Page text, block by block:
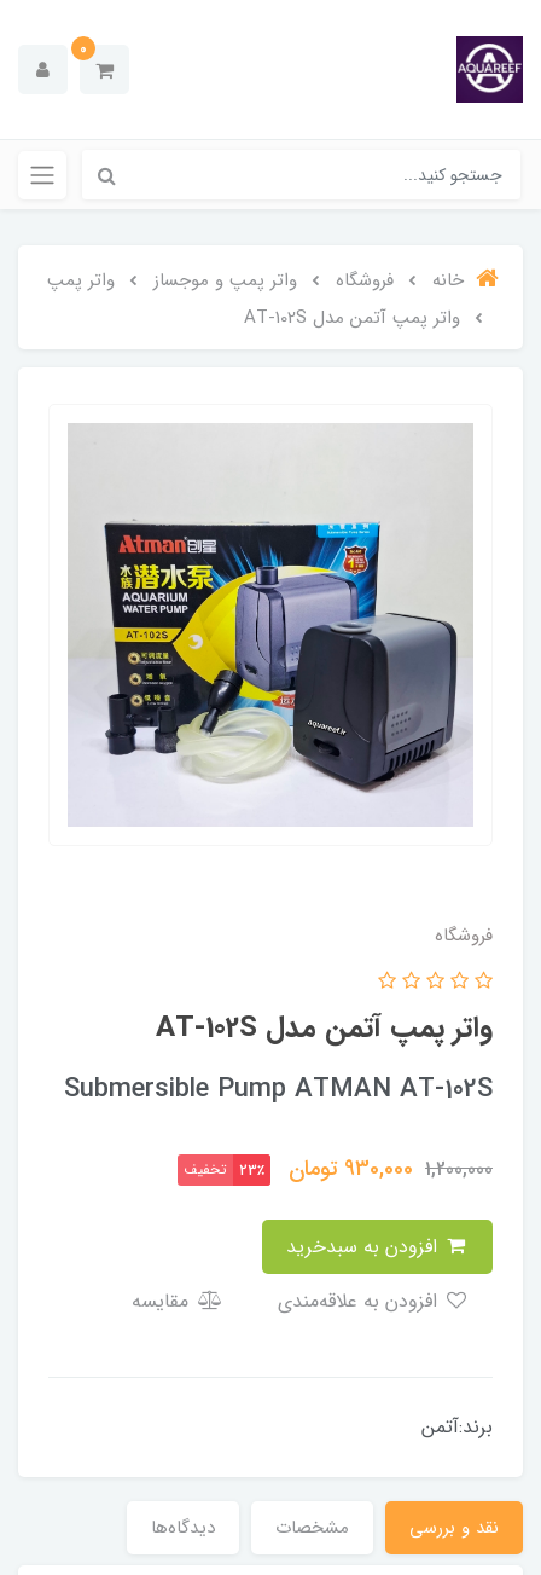
0
خانه فروشگاه واتر پمپ و موجساز
واتر پمپ
واتر پمپ آتمن مدل AT-102S
فروشگاه
واتر پمپ آتمن مدل AT-102S
Submersible Pump ATMAN AT-102S
1,200,000
930,000 تومان 23٪ تخفیف
مقایسه
برند:آتمن
نقد و بررسی مشخصات دیدگاه‌ها